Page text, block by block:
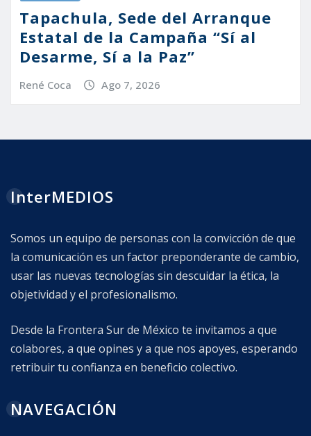
Tapachula, Sede del Arranque
Estatal de la Campaña “Sí al
Desarme, Sí a la Paz”
René Coca Ago 7, 2026
InterMEDIOS
Somos un equipo de personas con la convicción de que
la comunicación es un factor preponderante de cambio,
usar las nuevas tecnologías sin descuidar la ética, la
objetividad y el profesionalismo.
Desde la Frontera Sur de México te invitamos a que
colabores, a que opines y a que nos apoyes, esperando
retribuir tu confianza en beneficio colectivo.
NAVEGACIÓN